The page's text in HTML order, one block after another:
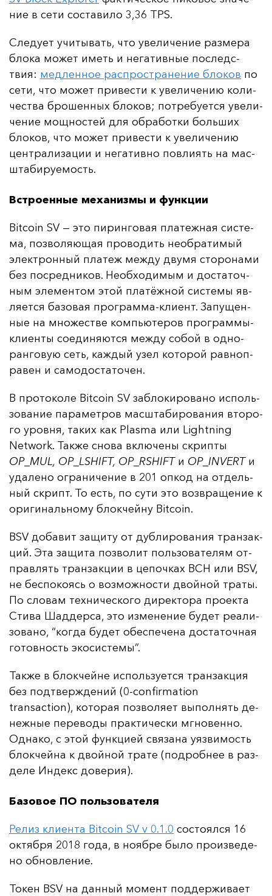
ние в се­ти сос­та­ви­ло 3,36 TPS.
Сле­ду­ет учи­ты­вать, что уве­ли­че­ние раз­ме­ра
бло­ка мо­жет иметь и не­га­тив­ные пос­ледс­
твия: мед­лен­ное рас­прос­тра­не­ние бло­ков по
се­ти, что мо­жет при­вес­ти к уве­ли­че­нию ко­ли­
чес­тва бро­шен­ных бло­ков; пот­ре­бу­ет­ся уве­ли­
че­ние мощ­нос­тей для об­ра­бот­ки боль­ших
бло­ков, что мо­жет при­вес­ти к уве­ли­че­нию
цен­тра­ли­за­ции и не­га­тив­но пов­ли­ять на мас­
шта­би­ру­емость.
Встроенные механизмы и функции
Bitcoin SV — это пи­рин­го­вая пла­теж­ная сис­те­
ма, поз­во­ля­ющая про­во­дить не­об­ра­ти­мый
элек­трон­ный пла­теж меж­ду дву­мя сто­ро­на­ми
без пос­ред­ни­ков. Не­об­хо­ди­мым и дос­та­точ­
ным эле­мен­том этой пла­тёж­ной сис­те­мы яв­
ля­ет­ся ба­зо­вая прог­рам­ма-кли­ент. За­пу­щен­
ные на мно­жес­тве компь­юте­ров прог­рам­мы-
кли­ен­ты со­еди­ня­ют­ся меж­ду со­бой в од­но­
ран­го­вую сеть, каж­дый узел ко­то­рой рав­ноп­
ра­вен и са­мо­дос­та­то­чен.
В про­то­ко­ле Bitcoin SV заб­ло­ки­ро­ва­но ис­поль­
зо­ва­ние па­ра­мет­ров мас­шта­би­ро­ва­ния вто­ро­
го уров­ня, та­ких как Plasma или Lightning
Network. Так­же сно­ва вклю­че­ны скрип­ты
OP_MUL, OP_LSHIFT, OP_RSHIFTи OP_INVERTи
уда­ле­но ог­ра­ни­че­ние в 201 оп­код на от­дель­
ный скрипт. То есть, по су­ти это воз­вра­ще­ние к
ори­ги­наль­но­му блок­чей­ну Bitcoin.
BSV до­ба­вит за­щи­ту от дуб­ли­ро­ва­ния тран­зак­
ций. Эта за­щи­та поз­во­лит поль­зо­ва­те­лям от­
прав­лять тран­зак­ции в це­поч­ках BCH или BSV,
не бес­по­ко­ясь о воз­мож­нос­ти двой­ной тра­ты.
По сло­вам тех­ни­чес­ко­го ди­рек­то­ра про­ек­та
Сти­ва Шад­дер­са, это из­ме­не­ние бу­дет ре­али­
зо­ва­но, “ког­да бу­дет обес­пе­че­на дос­та­точ­ная
го­тов­ность эко­сис­те­мы”.
Так­же в блок­чей­не ис­поль­зу­ет­ся тран­зак­ция
без под­твер­жде­ний (0-confirmation
transaction), ко­то­рая поз­во­ля­ет вы­пол­нять де­
неж­ные пе­ре­во­ды прак­ти­чес­ки мгно­вен­но.
Од­на­ко, с этой фун­кци­ей свя­за­на у­яз­ви­мость
блок­чей­на к двой­ной тра­те (под­роб­нее в раз­
де­ле Ин­декс до­ве­рия).
Базовое ПО пользователя
Ре­лиз кли­ен­та Bitcoin SV v 0.1.0 сос­то­ял­ся 16
ок­тяб­ря 2018 го­да, в но­яб­ре бы­ло про­из­ве­де­
но об­нов­ле­ние.
То­кен BSV на дан­ный мо­мент под­дер­жи­ва­ет